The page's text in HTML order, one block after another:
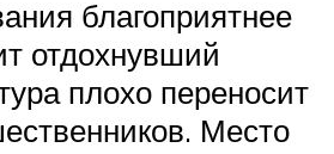
благоприятнее
отдохнувший
плохо переносит
Место